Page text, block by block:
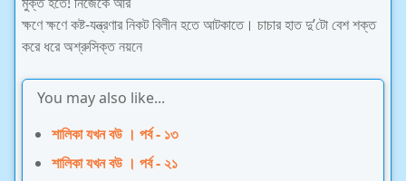
ক্ষণে ক্ষণে কষ্ট-যন্ত্রণার নিকট বিলীন হতে আটকাতে। চাচার হাত দু’টো বেশ শক্ত
করে ধরে অশ্রুসিক্ত নয়নে
You may also like...
শালিকা যখন বউ । পর্ব - ১৩
শালিকা যখন বউ । পর্ব - ২১